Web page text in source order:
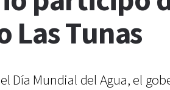
Las Tunas
Día Mundial del Agua, el